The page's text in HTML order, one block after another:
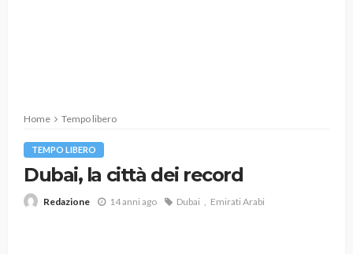
Home Tempo libero
TEMPO LIBERO
Dubai, la città dei record
Redazione 14 anni ago Dubai Emirati Arabi